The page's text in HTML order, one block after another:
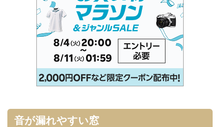
音が漏れやすい窓